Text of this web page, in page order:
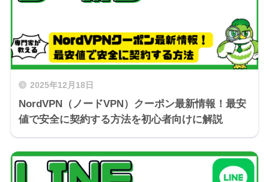
2025年12月18日
NordVPN（ノードVPN）クーポン最新情報！最安
値で安全に契約する方法を初心者向けに解説